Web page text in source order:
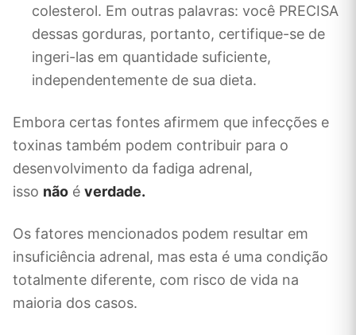
colesterol. Em outras palavras: você PRECISA
dessas gorduras, portanto, certifique-se de
ingeri-las em quantidade suficiente,
independentemente de sua dieta.
Embora certas fontes afirmem que infecções e
toxinas também podem contribuir para o
desenvolvimento da fadiga adrenal,
isso não é verdade.
Os fatores mencionados podem resultar em
insuficiência adrenal, mas esta é uma condição
totalmente diferente, com risco de vida na
maioria dos casos.